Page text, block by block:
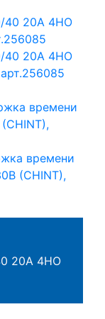
40 20A 4НО
времени
(CHINT),
20A 4НО